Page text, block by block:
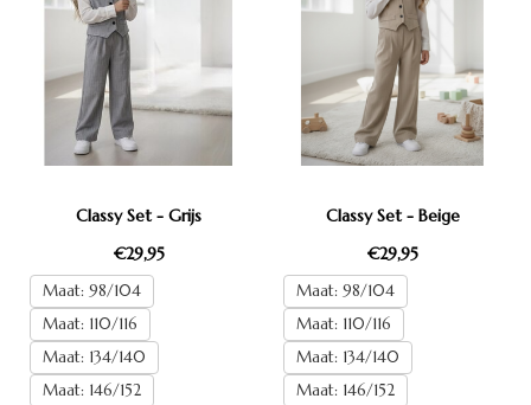
Classy Set - Grijs
€29,95
Maat: 98/104
Maat: 110/116
Maat: 134/140
Maat: 146/152
Classy Set - Beige
€29,95
Maat: 98/104
Maat: 110/116
Maat: 134/140
Maat: 146/152